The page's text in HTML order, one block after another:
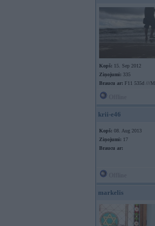
Kopš: 15. Sep 2012
Ziņojumi: 335
Braucu ar: F11 535d ///M
krii-e46
Kopš: 08. Aug 2013
Ziņojumi: 17
Braucu ar:
markelis